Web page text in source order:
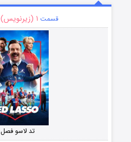
قسمت ۱ (زیرنویس)
تد لاسو فصل ۴